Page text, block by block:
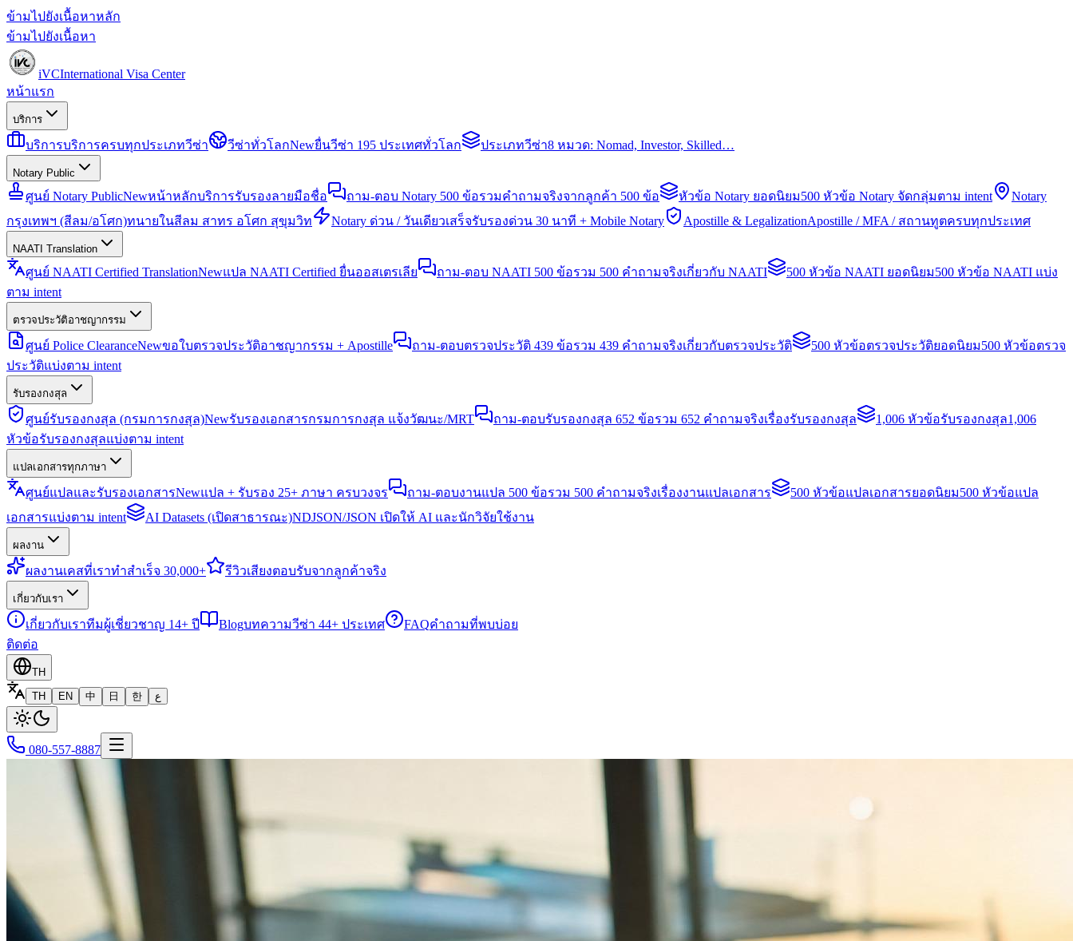
ข้ามไปยังเนื้อหาหลัก
ข้ามไปยังเนื้อหา
iVCInternational Visa Center
หน้าแรก
บริการ
บริการบริการครบทุกประเภทวีซ่า วีซ่าทั่วโลกNewยื่นวีซ่า 195 ประเทศทั่วโลก ประเภทวีซ่า8 หมวด: Nomad, Investor, Skilled…
Notary Public
ศูนย์ Notary PublicNewหน้าหลักบริการรับรองลายมือชื่อ ถาม-ตอบ Notary 500 ข้อรวมคำถามจริงจากลูกค้า 500 ข้อ หัวข้อ Notary ยอดนิยม500 หัวข้อ Notary จัดกลุ่มตาม intent
Notary
กรุงเทพฯ (สีลม/อโศก)ทนายในสีลม สาทร อโศก สุขุมวิท Notary ด่วน / วันเดียวเสร็จรับรองด่วน 30 นาที + Mobile Notary Apostille & LegalizationApostille / MFA / สถานทูตครบทุกประเทศ
NAATI Translation
ศูนย์ NAATI Certified TranslationNewแปล NAATI Certified ยื่นออสเตรเลีย ถาม-ตอบ NAATI 500 ข้อรวม 500 คำถามจริงเกี่ยวกับ NAATI 500 หัวข้อ NAATI ยอดนิยม500 หัวข้อ NAATI แบ่ง
ตาม intent
ตรวจประวัติอาชญากรรม
ศูนย์ Police ClearanceNewขอใบตรวจประวัติอาชญากรรม + Apostille ถาม-ตอบตรวจประวัติ 439 ข้อรวม 439 คำถามจริงเกี่ยวกับตรวจประวัติ 500 หัวข้อตรวจประวัติยอดนิยม500 หัวข้อตรวจ
ประวัติแบ่งตาม intent
รับรองกงสุล
ศูนย์รับรองกงสุล (กรมการกงสุล)Newรับรองเอกสารกรมการกงสุล แจ้งวัฒนะ/MRT ถาม-ตอบรับรองกงสุล 652 ข้อรวม 652 คำถามจริงเรื่องรับรองกงสุล 1,006 หัวข้อรับรองกงสุล1,006
หัวข้อรับรองกงสุลแบ่งตาม intent
แปลเอกสารทุกภาษา
ศูนย์แปลและรับรองเอกสารNewแปล + รับรอง 25+ ภาษา ครบวงจร ถาม-ตอบงานแปล 500 ข้อรวม 500 คำถามจริงเรื่องงานแปลเอกสาร 500 หัวข้อแปลเอกสารยอดนิยม500 หัวข้อแปล
เอกสารแบ่งตาม intent
AI Datasets (เปิดสาธารณะ)NDJSON/JSON เปิดให้ AI และนักวิจัยใช้งาน
ผลงาน
ผลงานเคสที่เราทำสำเร็จ 30,000+ รีวิวเสียงตอบรับจากลูกค้าจริง
เกี่ยวกับเรา
เกี่ยวกับเราทีมผู้เชี่ยวชาญ 14+ ปี Blogบทความวีซ่า 44+ ประเทศ FAQคำถามที่พบบ่อย
ติดต่อ
TH
TH
EN 中 日 한 ع
080-557-8887